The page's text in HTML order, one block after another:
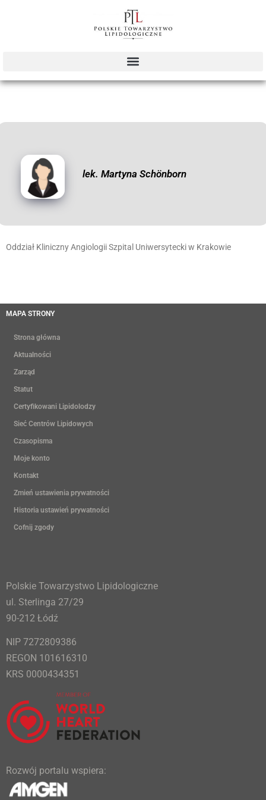
lek. Martyna Schönborn
Oddział Kliniczny Angiologii Szpital Uniwersytecki w Krakowie
MAPA STRONY
Strona główna
Aktualności
Zarząd
Statut
Certyfikowani Lipidolodzy
Sieć Centrów Lipidowych
Czasopisma
Moje konto
Kontakt
Zmień ustawienia prywatności
Historia ustawień prywatności
Cofnij zgody
Polskie Towarzystwo Lipidologiczne
ul. Sterlinga 27/29
90-212 Łódź
NIP 7272809386
REGON 101616310
KRS 0000434351
Rozwój portalu wspiera: